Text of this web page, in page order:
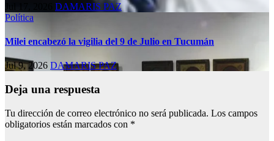
DAMARIS PAZ
Política
Milei encabezó la vigilia del 9 de Julio en Tucumán
Jul 9, 2026 DAMARIS PAZ
Deja una respuesta
Tu dirección de correo electrónico no será publicada. Los campos
obligatorios están marcados con *